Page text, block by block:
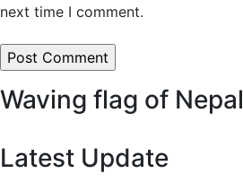
next time I comment.
Waving flag of Nepal
Latest Update